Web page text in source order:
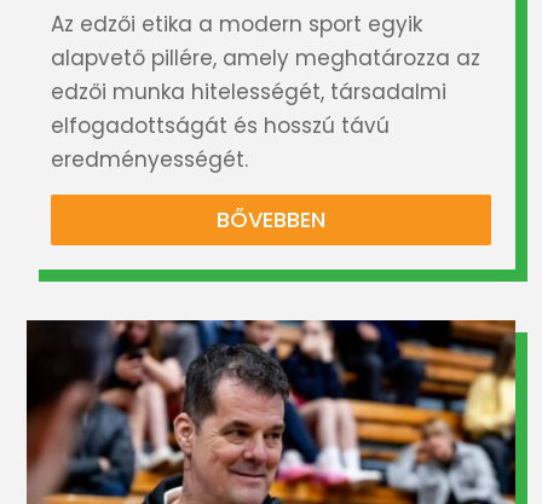
Az edzői etika a modern sport egyik
alapvető pillére, amely meghatározza az
edzői munka hitelességét, társadalmi
elfogadottságát és hosszú távú
eredményességét.
BŐVEBBEN